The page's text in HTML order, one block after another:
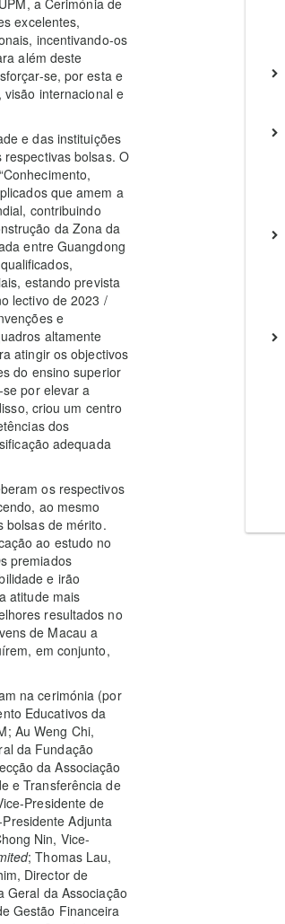
a Cerimónia de
excelentes,
incentivando-os
além deste
se, por esta e
internacional e
e das instituições
bolsas. O
que amem a
contribuindo
da Zona da
entre Guangdong
estando prevista
lectivo de 2023 /
e
altamente
atingir os objectivos
do ensino superior
por elevar a
criou um centro
dos
adequada
os respectivos
ao mesmo
bolsas de mérito.
ao estudo no
premiados
e irão
atitude mais
resultados no
de Macau a
em conjunto,
na cerimónia (por
Educativos da
Au Weng Chi,
da Fundação
da Associação
e Transferência de
Presidente de
Adjunta
Nin, Vice-
; Thomas Lau,
Director de
Geral da Associação
Gestão Financeira